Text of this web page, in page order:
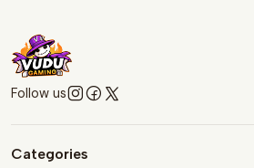
Follow us
Categories